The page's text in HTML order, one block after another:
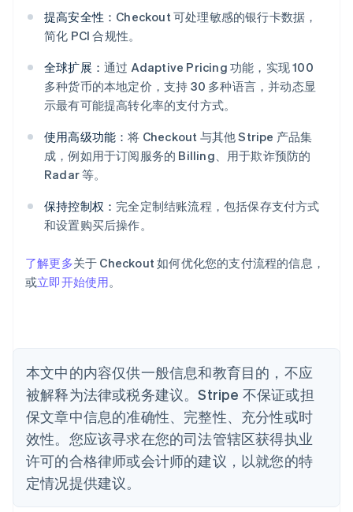
提高安全性： Checkout 可处理敏感的银行卡数据，
简化 PCI 合规性。
全球扩展： 通过 Adaptive Pricing 功能，实现 100
多种货币的本地定价，支持 30 多种语言，并动态显
示最有可能提高转化率的支付方式。
使用高级功能：将 Checkout 与其他 Stripe 产品集
成，例如用于订阅服务的 Billing、用于欺诈预防的
Radar 等。
保持控制权： 完全定制结账流程，包括保存支付方式
和设置购买后操作。
了解更多关于 Checkout 如何优化您的支付流程的信息，
或立即开始使用。
本文中的内容仅供一般信息和教育目的，不应
被解释为法律或税务建议。Stripe 不保证或担
保文章中信息的准确性、完整性、充分性或时
效性。您应该寻求在您的司法管辖区获得执业
许可的合格律师或会计师的建议，以就您的特
定情况提供建议。
阿联酋
爱尔兰
English
爱沙尼亚
English
奥地利
DeutschEnglish
澳大利亚
巴西
Português English
English
丹麦
English
德国
DeutschEnglish
法国
FrançaisEnglish
芬兰
EnglishSvenska